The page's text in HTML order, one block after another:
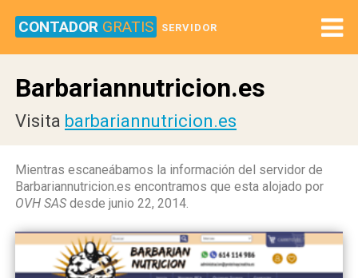
CONTADOR GRATIS SERVIDOR
Barbariannutricion.es
Visita barbariannutricion.es
Mientras escaneábamos la información del servidor de
Barbariannutricion.es encontramos que esta alojado por
OVH SAS desde junio 22, 2014.